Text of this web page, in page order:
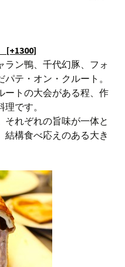
[+1300]
ラン鴨、千代幻豚、フォ
テ・オン・クルート。
ートの大会がある程、作
です。
それぞれの旨味が一体と
結構食べ応えのある大き